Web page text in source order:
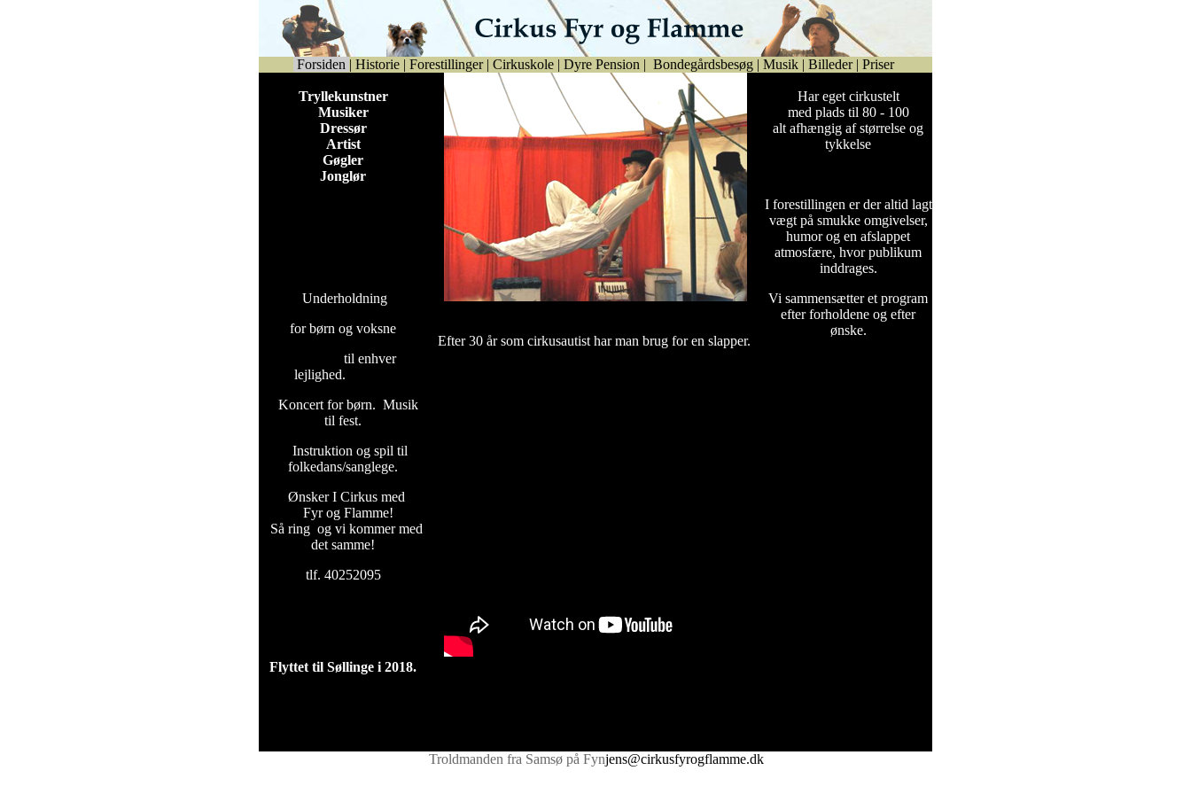
Forsiden | Historie | Forestillinger | Cirkuskole | Dyre Pension | Bondegårdsbesøg | Musik | Billeder | Priser
Tryllekunstner
Musiker
Dressør
Artist
Gøgler
Jonglør
Underholdning
for børn og voksne
til enhver
lejlighed.
Koncert for børn. Musik
til fest.
Instruktion og spil til
folkedans/sanglege.
Ønsker I Cirkus med
Fyr og Flamme!
Så ring og vi kommer med
det samme!
tlf. 40252095
Flyttet til Søllinge i 2018.
Efter 30 år som cirkusautist har man brug for en slapper.
Har eget cirkustelt
med plads til 80 - 100
alt afhængig af størrelse og
tykkelse
I forestillingen er der altid lagt
vægt på smukke omgivelser,
humor og en afslappet
atmosfære, hvor publikum
inddrages.
Vi sammensætter et program
efter forholdene og efter
ønske.
Troldmanden fra Samsø på Fynjens@cirkusfyrogflamme.dk